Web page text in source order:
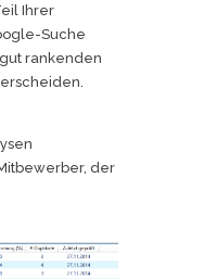
Ihrer
Suche
rankenden
der